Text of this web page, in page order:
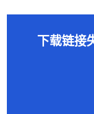
下载链